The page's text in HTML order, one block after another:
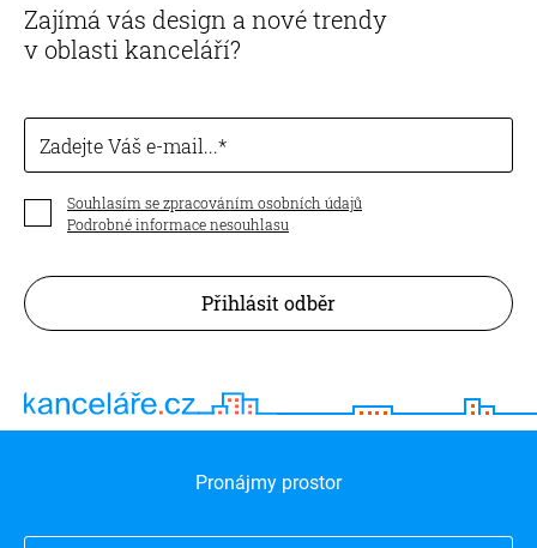
Zajímá vás design a nové trendy
v oblasti kanceláří?
Zadejte Váš e-mail...
Souhlasím se zpracováním osobních údajů
Podrobné informace nesouhlasu
Přihlásit odběr
Pronájmy prostor